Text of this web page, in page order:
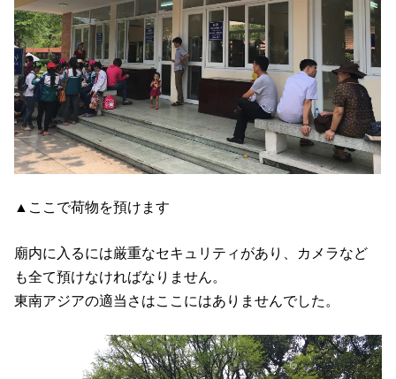
▲ここで荷物を預けます
廟内に入るには厳重なセキュリティがあり、カメラなど
も全て預けなければなりません。
東南アジアの適当さはここにはありませんでした。